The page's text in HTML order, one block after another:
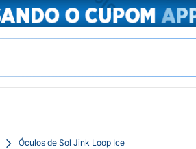
Óculos de Sol Jink Loop Ice